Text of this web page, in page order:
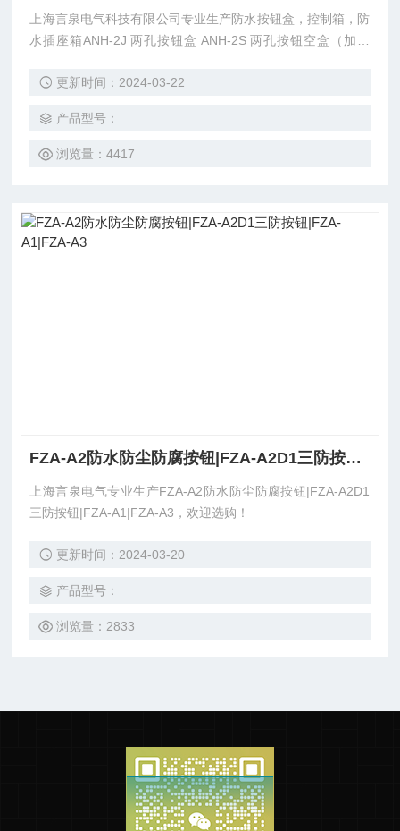
上海言泉电气科技有限公司专业生产防水按钮盒，控制箱，防
水插座箱ANH-2J 两孔按钮盒 ANH-2S 两孔按钮空盒（加深
更新时间：2024-03-22
产品型号：
浏览量：4417
FZA-A2防水防尘防腐按钮|FZA-A2D1三防按钮|FZA-A1|FZA-A3
上海言泉电气专业生产FZA-A2防水防尘防腐按钮|FZA-A2D1
三防按钮|FZA-A1|FZA-A3，欢迎选购！
更新时间：2024-03-20
产品型号：
浏览量：2833